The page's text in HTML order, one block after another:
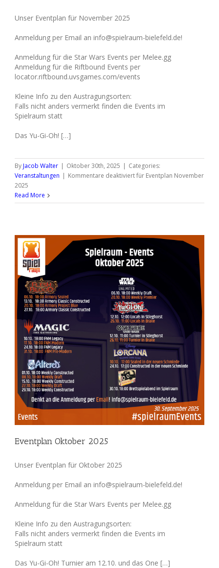
Unser Eventplan für November 2025
Anmeldung per Email an info@spielraum-bielefeld.de!
Anmeldung für die Star Wars Events per Melee.gg
Anmeldung für die Riftbound Events per
locator.riftbound.uvsgames.com/events
Kleine Info zu den Austragungsorten:
Falls nicht anders vermerkt finden die Events im
Spielraum statt
Das Yu-Gi-Oh! […]
ByJacob Walter | Oktober 30th, 2025 | Categories:
Veranstaltungen | Kommentare deaktiviertfür Eventplan November
2025
Read More
Eventplan Oktober 2025
Unser Eventplan für Oktober 2025
Anmeldung per Email an info@spielraum-bielefeld.de!
Anmeldung für die Star Wars Events per Melee.gg
Kleine Info zu den Austragungsorten:
Falls nicht anders vermerkt finden die Events im
Spielraum statt
Das Yu-Gi-Oh! Turnier am 12.10. und das One […]